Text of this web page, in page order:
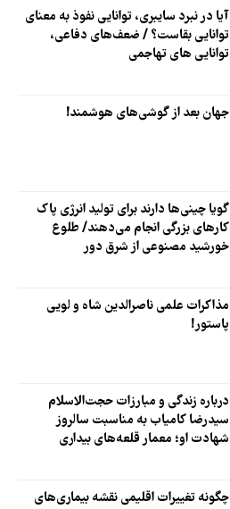
آیا در نبرد سایبری، توانایی نفوذ به معنای
توانایی بقاست؟ / ضعف‌های دفاعی،
توانایی های تهاجمی
جهان بعد از گوشی‌های هوشمند!
گویا چینی‌ها دارند برای تولید انرژی پاک
کارهای بزرگی انجام می‌دهند/ طلوع
خورشید مصنوعی از شرق دور
مذاکرات علمی ناصرالدین‌ شاه و لویی
پاستور!
درباره زندگی و مبارزات حجت‌الاسلام
سیدرضا کامیاب به مناسبت سالروز
شهادت او؛ معمار قلعه‌های بیداری
چگونه تغییرات اقلیمی نقشه بیماری‌های